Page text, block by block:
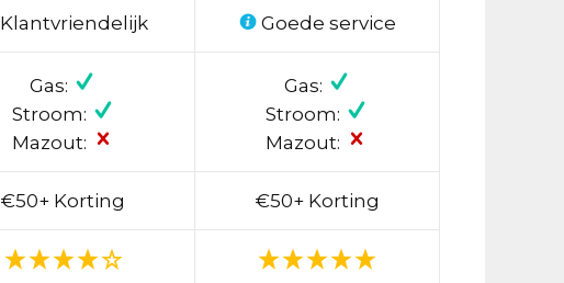
Klantvriendelijk Goede service
Gas:
Stroom:
Mazout:
Gas:
Stroom:
Mazout:
€50+ Korting €50+ Korting